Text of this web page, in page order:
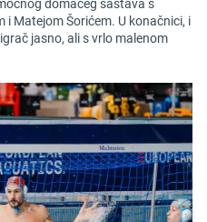
domaćeg sastava s
i Matejom Šorićem. U konačnici, i
jasno, ali s vrlo malenom